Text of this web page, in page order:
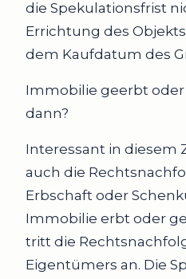
die Spekulationsfrist
Errichtung des
dem Kaufdatum des
Immobilie geerbt
dann?
Interessant in diesem
auch die
Erbschaft oder
Immobilie erbt oder
tritt die
Eigentümers an. Die